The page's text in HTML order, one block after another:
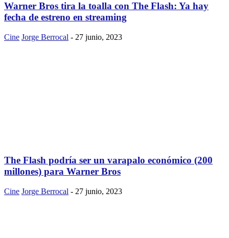
Warner Bros tira la toalla con The Flash: Ya hay
fecha de estreno en streaming
Cine Jorge Berrocal - 27 junio, 2023
The Flash podría ser un varapalo económico (200
millones) para Warner Bros
Cine Jorge Berrocal - 27 junio, 2023